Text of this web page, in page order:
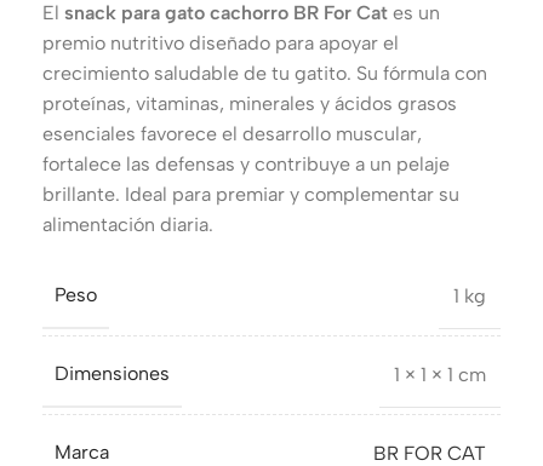
El snack para gato cachorro BR For Cat es un
premio nutritivo diseñado para apoyar el
crecimiento saludable de tu gatito. Su fórmula con
proteínas, vitaminas, minerales y ácidos grasos
esenciales favorece el desarrollo muscular,
fortalece las defensas y contribuye a un pelaje
brillante. Ideal para premiar y complementar su
alimentación diaria.
Peso 1 kg
Dimensiones 1 × 1 × 1 cm
Marca BR FOR CAT